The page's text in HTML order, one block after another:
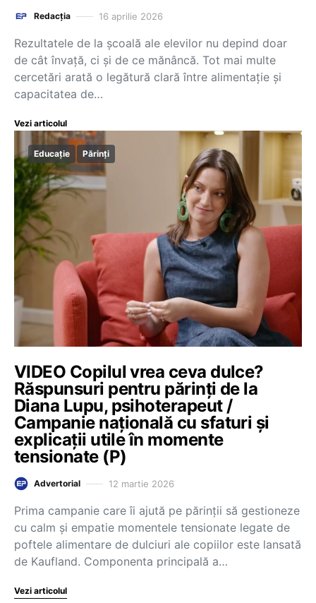
Redacția 16 aprilie 2026
Rezultatele de la școală ale elevilor nu depind doar
de cât învață, ci și de ce mănâncă. Tot mai multe
cercetări arată o legătură clară între alimentație și
capacitatea de…
Vezi articolul
Educație Părinți
VIDEO Copilul vrea ceva dulce?
Răspunsuri pentru părinți de la
Diana Lupu, psihoterapeut /
Campanie națională cu sfaturi și
explicații utile în momente
tensionate (P)
Advertorial 12 martie 2026
Prima campanie care îi ajută pe părinții să gestioneze
cu calm și empatie momentele tensionate legate de
poftele alimentare de dulciuri ale copiilor este lansată
de Kaufland. Componenta principală a…
Vezi articolul